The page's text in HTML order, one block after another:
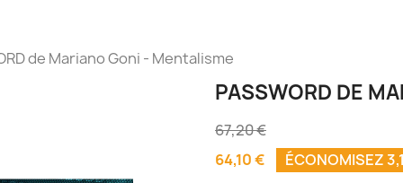
de Mariano Goni - Mentalisme
PASSWORD DE
67,20 €
64,10 €
ÉCONOMISEZ